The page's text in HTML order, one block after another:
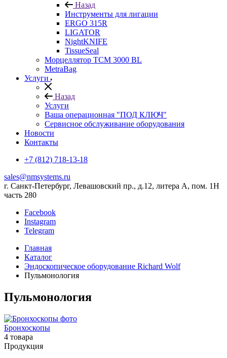
Назад
Инструменты для лигации
ERGO 315R
LIGATOR
NightKNIFE
TissueSeal
Морцеллятор ТСМ 3000 BL
MetraBag
Услуги
Назад
Услуги
Ваша операционная "ПОД КЛЮЧ"
Сервисное обслуживание оборудования
Новости
Контакты
+7 (812) 718-13-18
sales@nmsystems.ru
г. Санкт-Петербург, Левашовский пр., д.12, литера А, пом. 1Н
часть 280
Facebook
Instagram
Telegram
Главная
Каталог
Эндоскопическое оборудование Richard Wolf
Пульмонология
Пульмонология
Бронхоскопы
4 товара
Продукция